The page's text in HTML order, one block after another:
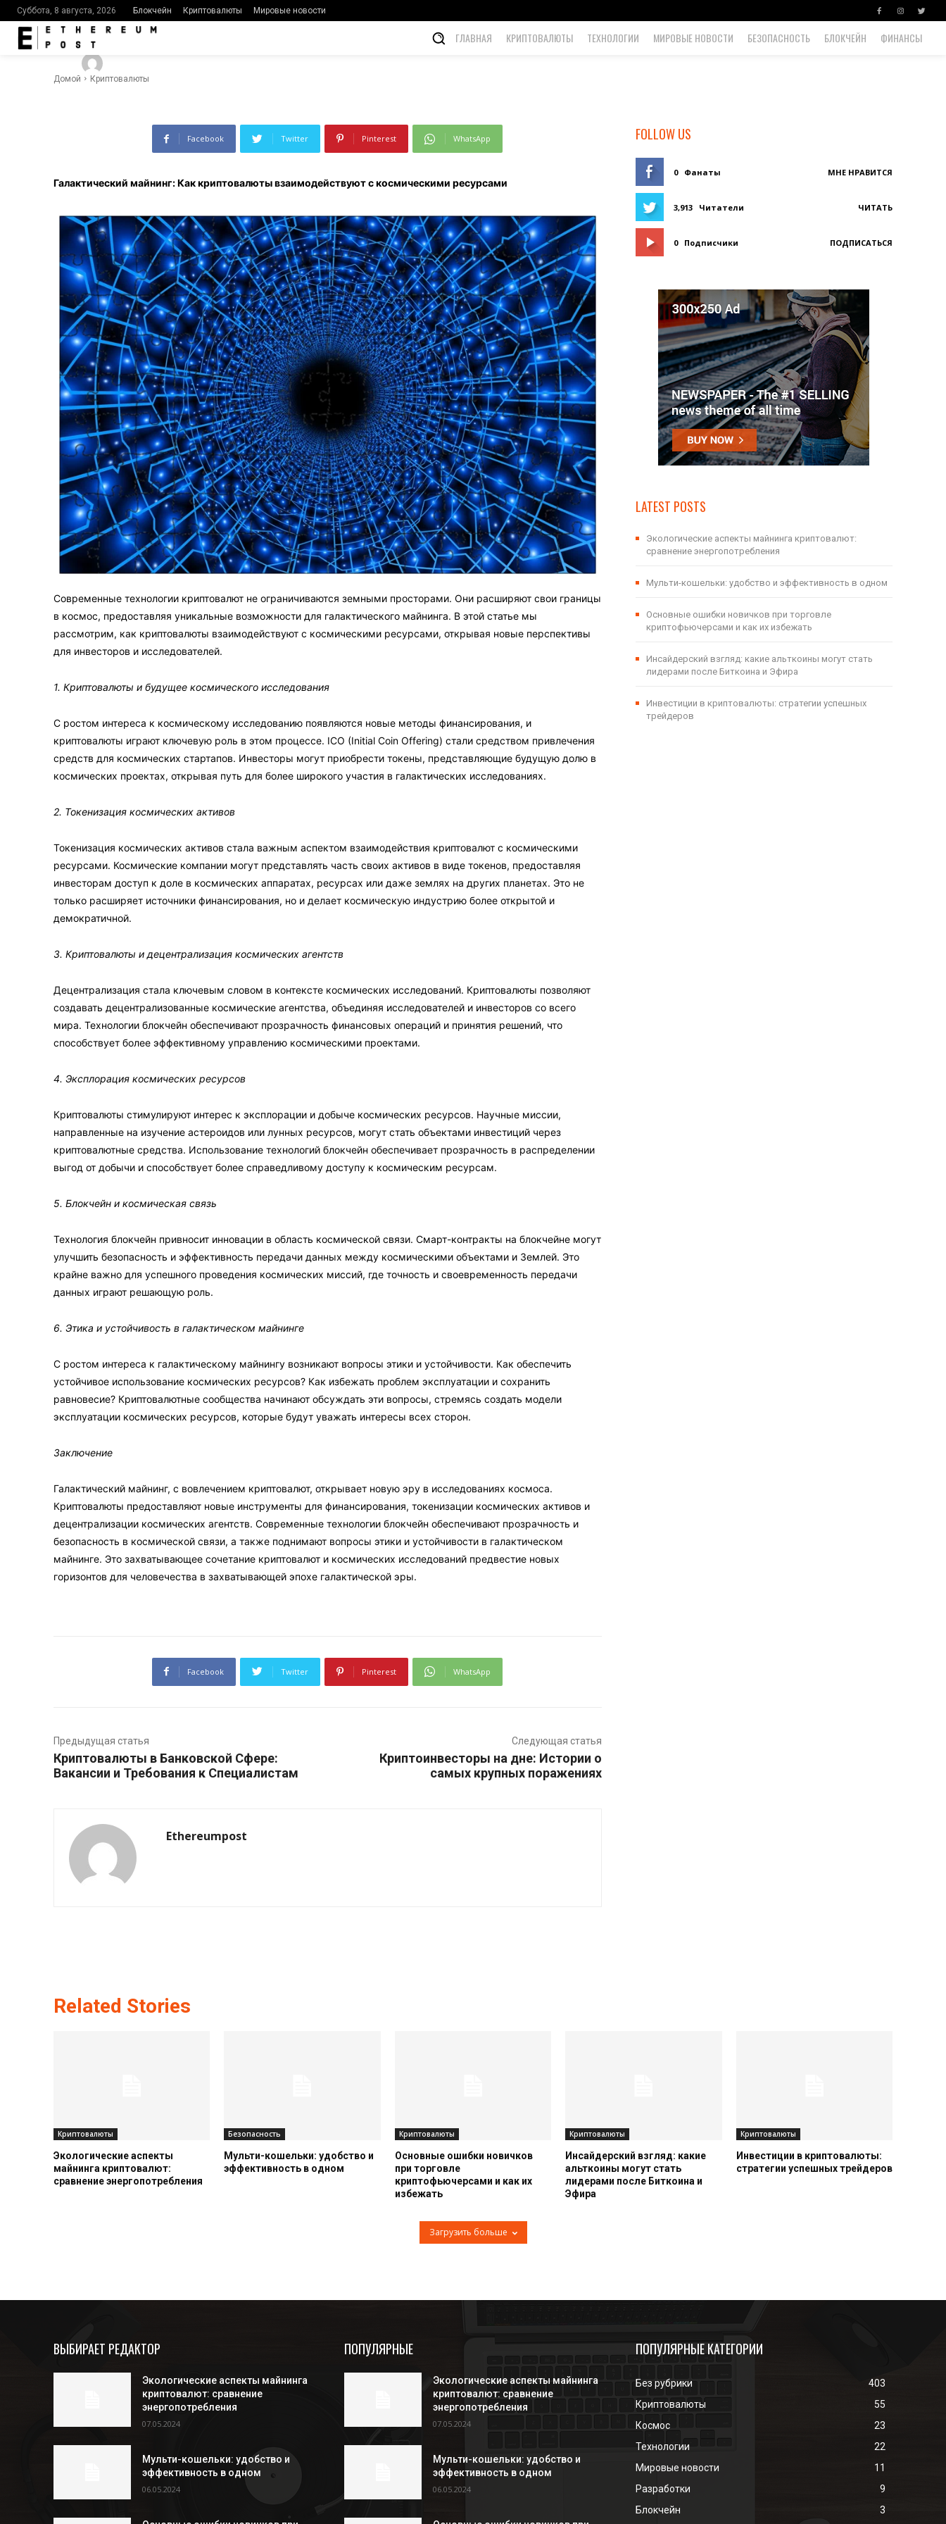
Суббота, 8 августа, 2026 Блокчейн Криптовалюты Мировые новости
ГЛАВНАЯ КРИПТОВАЛЮТЫ ТЕХНОЛОГИИ МИРОВЫЕ НОВОСТИ БЕЗОПАСНОСТЬ БЛОКЧЕЙН ФИНАНСЫ
Домой Криптовалюты
космическими ресурсами
Facebook Twitter Pinterest WhatsApp
Галактический майнинг: Как криптовалюты взаимодействуют с космическими ресурсами
Современные технологии криптовалют не ограничиваются земными просторами. Они расширяют свои границы
в космос, предоставляя уникальные возможности для галактического майнинга. В этой статье мы
рассмотрим, как криптовалюты взаимодействуют с космическими ресурсами, открывая новые перспективы
для инвесторов и исследователей.
1. Криптовалюты и будущее космического исследования
С ростом интереса к космическому исследованию появляются новые методы финансирования, и
криптовалюты играют ключевую роль в этом процессе. ICO (Initial Coin Offering) стали средством привлечения
средств для космических стартапов. Инвесторы могут приобрести токены, представляющие будущую долю в
космических проектах, открывая путь для более широкого участия в галактических исследованиях.
2. Токенизация космических активов
Токенизация космических активов стала важным аспектом взаимодействия криптовалют с космическими
ресурсами. Космические компании могут представлять часть своих активов в виде токенов, предоставляя
инвесторам доступ к доле в космических аппаратах, ресурсах или даже землях на других планетах. Это не
только расширяет источники финансирования, но и делает космическую индустрию более открытой и
демократичной.
3. Криптовалюты и децентрализация космических агентств
Децентрализация стала ключевым словом в контексте космических исследований. Криптовалюты позволяют
создавать децентрализованные космические агентства, объединяя исследователей и инвесторов со всего
мира. Технологии блокчейн обеспечивают прозрачность финансовых операций и принятия решений, что
способствует более эффективному управлению космическими проектами.
4. Эксплорация космических ресурсов
Криптовалюты стимулируют интерес к эксплорации и добыче космических ресурсов. Научные миссии,
направленные на изучение астероидов или лунных ресурсов, могут стать объектами инвестиций через
криптовалютные средства. Использование технологий блокчейн обеспечивает прозрачность в распределении
выгод от добычи и способствует более справедливому доступу к космическим ресурсам.
5. Блокчейн и космическая связь
Технология блокчейн привносит инновации в область космической связи. Смарт-контракты на блокчейне могут
улучшить безопасность и эффективность передачи данных между космическими объектами и Землей. Это
крайне важно для успешного проведения космических миссий, где точность и своевременность передачи
данных играют решающую роль.
6. Этика и устойчивость в галактическом майнинге
С ростом интереса к галактическому майнингу возникают вопросы этики и устойчивости. Как обеспечить
устойчивое использование космических ресурсов? Как избежать проблем эксплуатации и сохранить
равновесие? Криптовалютные сообщества начинают обсуждать эти вопросы, стремясь создать модели
эксплуатации космических ресурсов, которые будут уважать интересы всех сторон.
Заключение
Галактический майнинг, с вовлечением криптовалют, открывает новую эру в исследованиях космоса.
Криптовалюты предоставляют новые инструменты для финансирования, токенизации космических активов и
децентрализации космических агентств. Современные технологии блокчейн обеспечивают прозрачность и
безопасность в космической связи, а также поднимают вопросы этики и устойчивости в галактическом
майнинге. Это захватывающее сочетание криптовалют и космических исследований предвестие новых
горизонтов для человечества в захватывающей эпохе галактической эры.
Facebook Twitter Pinterest WhatsApp
Предыдущая статья
Криптовалюты в Банковской Сфере:
Вакансии и Требования к Специалистам
Следующая статья
Криптоинвесторы на дне: Истории о
самых крупных поражениях
Ethereumpost
FOLLOW US
0 Фанаты МНЕ НРАВИТСЯ
3,913 Читатели ЧИТАТЬ
0 Подписчики ПОДПИСАТЬСЯ
LATEST POSTS
Экологические аспекты майнинга криптовалют:
сравнение энергопотребления
Мульти-кошельки: удобство и эффективность в одном
Основные ошибки новичков при торговле
криптофьючерсами и как их избежать
Инсайдерский взгляд: какие альткоины могут стать
лидерами после Биткоина и Эфира
Инвестиции в криптовалюты: стратегии успешных
трейдеров
Related Stories
Криптовалюты
Экологические аспекты
майнинга криптовалют:
сравнение энергопотребления
Безопасность
Мульти-кошельки: удобство и
эффективность в одном
Криптовалюты
Основные ошибки новичков
при торговле
криптофьючерсами и как их
избежать
Криптовалюты
Инсайдерский взгляд: какие
альткоины могут стать
лидерами после Биткоина и
Эфира
Криптовалюты
Инвестиции в криптовалюты:
стратегии успешных трейдеров
Загрузить больше
ВЫБИРАЕТ РЕДАКТОР
Экологические аспекты майнинга
криптовалют: сравнение
энергопотребления
07.05.2024
Мульти-кошельки: удобство и
эффективность в одном
06.05.2024
ПОПУЛЯРНЫЕ
Экологические аспекты майнинга
криптовалют: сравнение
энергопотребления
07.05.2024
Мульти-кошельки: удобство и
эффективность в одном
06.05.2024
ПОПУЛЯРНЫЕ КАТЕГОРИИ
Без рубрики
403
Криптовалюты
55
Космос
23
Технологии
22
Мировые новости
11
Разработки
9
Блокчейн
3